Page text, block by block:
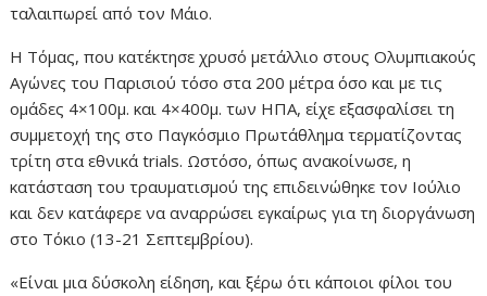
ταλαιπωρεί από τον Μάιο.
Η Τόμας, που κατέκτησε χρυσό μετάλλιο στους Ολυμπιακούς
Αγώνες του Παρισιού τόσο στα 200 μέτρα όσο και με τις
ομάδες 4×100μ. και 4×400μ. των ΗΠΑ, είχε εξασφαλίσει τη
συμμετοχή της στο Παγκόσμιο Πρωτάθλημα τερματίζοντας
τρίτη στα εθνικά trials. Ωστόσο, όπως ανακοίνωσε, η
κατάσταση του τραυματισμού της επιδεινώθηκε τον Ιούλιο
και δεν κατάφερε να αναρρώσει εγκαίρως για τη διοργάνωση
στο Τόκιο (13-21 Σεπτεμβρίου).
«Είναι μια δύσκολη είδηση, και ξέρω ότι κάποιοι φίλοι του